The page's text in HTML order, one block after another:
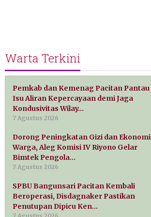
Warta Terkini
Pemkab dan Kemenag Pacitan Pantau
Isu Aliran Kepercayaan demi Jaga
Kondusivitas Wilay…
7 Agustus 2026
Dorong Peningkatan Gizi dan Ekonomi
Warga, Aleg Komisi IV Riyono Gelar
Bimtek Pengola…
7 Agustus 2026
SPBU Bangunsari Pacitan Kembali
Beroperasi, Disdagnaker Pastikan
Penutupan Dipicu Ken…